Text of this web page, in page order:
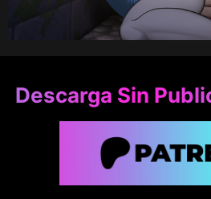
Descarga Sin